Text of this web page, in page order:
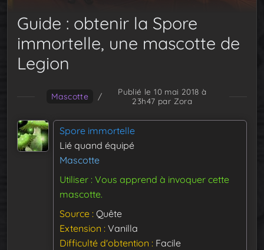
Guide : obtenir la Spore
immortelle, une mascotte de
Legion
Mascotte /
Publié le 10 mai 2018 à
23h47 par Zora
Spore immortelle
Lié quand équipé
Mascotte
Utiliser : Vous apprend à invoquer cette
mascotte.
Source Quête
Extension Vanilla
Difficulté d'obtention
Facile